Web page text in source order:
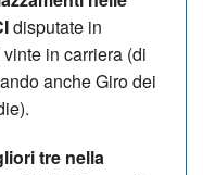
disputate in
in carriera (di
anche Giro dei
tre nella